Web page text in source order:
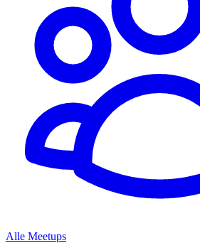
Alle Meetups